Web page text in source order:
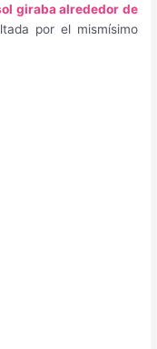
giraba alrededor de
por el mismísimo